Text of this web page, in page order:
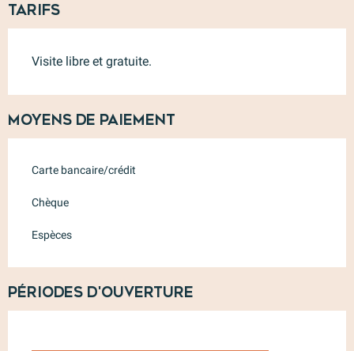
Tarifs
Visite libre et gratuite.
Moyens de paiement
Carte bancaire/crédit
Chèque
Espèces
Périodes d'ouverture